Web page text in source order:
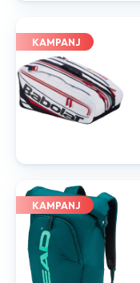
KAMPANJ
KAMPANJ